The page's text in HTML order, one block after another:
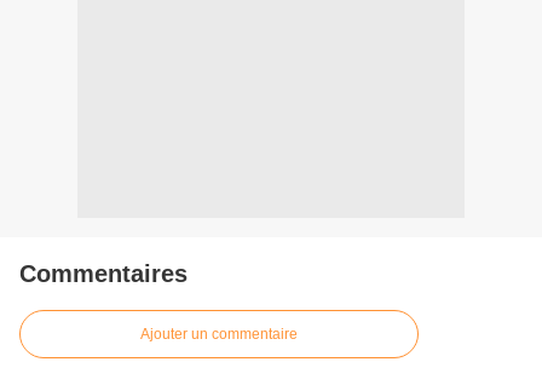
Commentaires
Ajouter un commentaire